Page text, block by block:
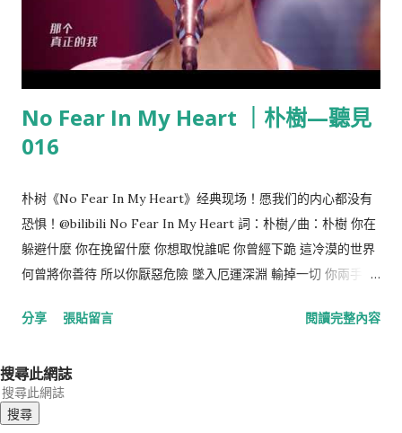
稿： 首先我要提供你們一個免費的 不涉科技的生活小撇步 你只
要 改變你的姿勢二分鐘 在我說明前，我要先請大家 先檢視一下
你的姿態 你們之中有多少人縮著身體？ 或許你現在駝著背 交叉
著雙腳，或者腳踝互勾著 有時我們會這樣抱著手臂 有時我們張開
雙臂（笑聲） 我看到囉（笑聲） 現在請大家專心在自己身上 我
們等一下在回到這件事上 希望你們可以稍微改變一下 這會讓你的
no-tech life hack, a...
No Fear In My Heart ｜朴樹—聽見
016
朴树《No Fear In My Heart》经典现场！愿我们的内心都没有
恐惧！@bilibili No Fear In My Heart 詞：朴樹/曲：朴樹 你在
躲避什麼 你在挽留什麼 你想取悅誰呢 你曾經下跪 這冷漠的世界
何曾將你善待 所以你厭惡危險 墜入厄運深淵 輸掉一切 你兩手緊
能不能 徹底地放開你的手 敢不敢 這麼義無反顧墜落 墜入黑暗中
次兩手空空 只有奄奄一息過 那個真正的我 他才能夠誕生 Just
let time go on Your kneeling now stand With no fear in my
heart God comes into my mind 你也曾經追問 然後沉默 漸漸習
分享 張貼留言 閱讀完整內容
搜尋此網誌